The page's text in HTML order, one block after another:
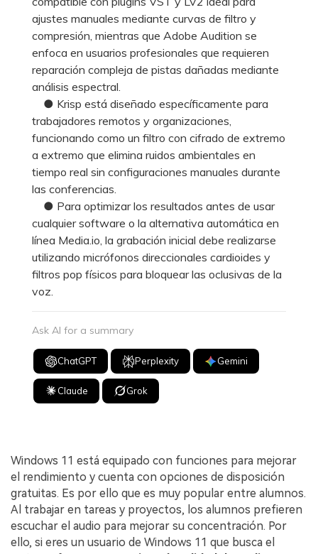
ajustes manuales mediante curvas de filtro y
compresión, mientras que Adobe Audition se
enfoca en usuarios profesionales que requieren
reparación compleja de pistas dañadas mediante
análisis espectral.
● Krisp está diseñado específicamente para
trabajadores remotos y organizaciones,
funcionando como un filtro con cifrado de extremo
a extremo que elimina ruidos ambientales en
tiempo real sin configuraciones manuales durante
las conferencias.
● Para optimizar los resultados antes de usar
cualquier software o la alternativa automática en
línea Media.io, la grabación inicial debe realizarse
utilizando micrófonos direccionales cardioides y
filtros pop físicos para bloquear las oclusivas de la
voz.
Ask AI for a summary
ChatGPT Perplexity Gemini
Claude Grok
Windows 11 está equipado con funciones para mejorar
el rendimiento y cuenta con opciones de disposición
gratuitas. Es por ello que es muy popular entre alumnos.
Al trabajar en tareas y proyectos, los alumnos prefieren
escuchar el audio para mejorar su concentración. Por
ello, si eres un usuario de Windows 11 que busca el